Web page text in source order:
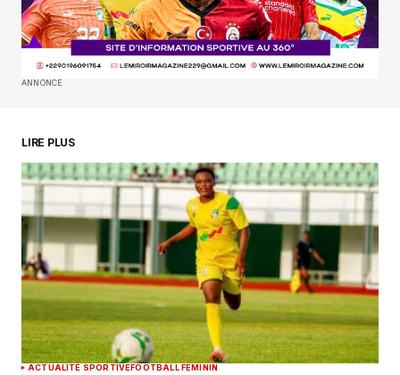
SUBMIT COMMENT
ANNONCE
LIRE PLUS
ACTUALITÉ SPORTIVEFOOTBALL FEMININ